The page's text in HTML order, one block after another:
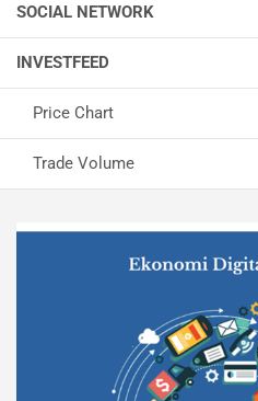
SOCIAL NETWORK
INVESTFEED
Price Chart
Trade Volume